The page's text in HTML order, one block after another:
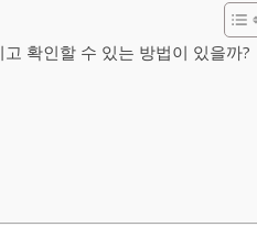
고 확인할 수 있는 방법이 있을까?